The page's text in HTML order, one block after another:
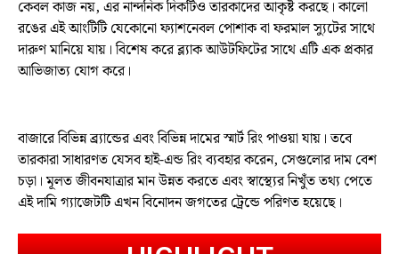
কেবল কাজ নয়, এর নান্দনিক দিকটিও তারকাদের আকৃষ্ট করছে। কালো
রঙের এই আংটিটি যেকোনো ফ্যাশনেবল পোশাক বা ফরমাল স্যুটের সাথে
দারুণ মানিয়ে যায়। বিশেষ করে ব্ল্যাক আউটফিটের সাথে এটি এক প্রকার
আভিজাত্য যোগ করে।
বাজারে বিভিন্ন ব্র্যান্ডের এবং বিভিন্ন দামের স্মার্ট রিং পাওয়া যায়। তবে
তারকারা সাধারণত যেসব হাই-এন্ড রিং ব্যবহার করেন, সেগুলোর দাম বেশ
চড়া। মূলত জীবনযাত্রার মান উন্নত করতে এবং স্বাস্থ্যের নিখুঁত তথ্য পেতে
এই দামি গ্যাজেটটি এখন বিনোদন জগতের ট্রেন্ডে পরিণত হয়েছে।